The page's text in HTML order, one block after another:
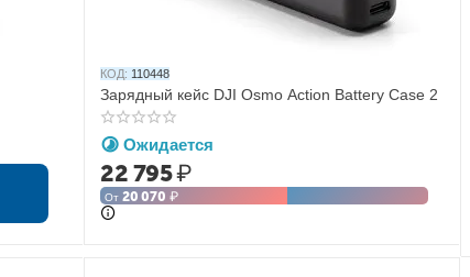
КОД: 110448
Зарядный кейс DJI Osmo Action Battery Case 2
Ожидается
22 795₽
От20 070 ₽